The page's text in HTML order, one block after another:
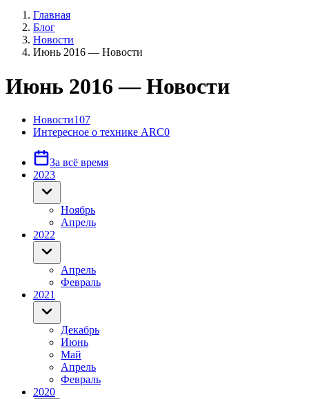
Главная
Блог
Новости
Июнь 2016 — Новости
Июнь 2016 — Новости
Новости107
Интересное о технике ARC0
За всё время
2023
Ноябрь
Апрель
2022
Апрель
Февраль
2021
Декабрь
Июнь
Май
Апрель
Февраль
2020